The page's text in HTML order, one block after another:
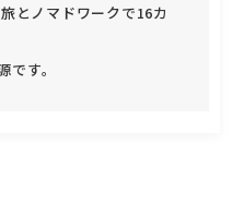
とノマドワークで16カ
す。